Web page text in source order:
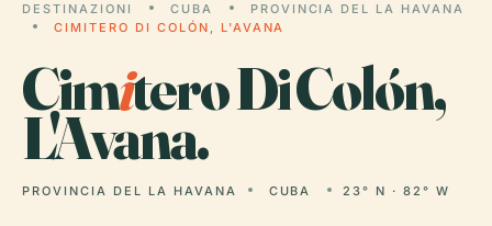
DESTINAZIONI CUBA
PROVINCIA DEL LA HAVANA
CIMITERO DI COLÓN, L'AVANA
Cimitero Di Colón,
L'Avana.
PROVINCIA DEL LA HAVANA CUBA 23° N · 82° W